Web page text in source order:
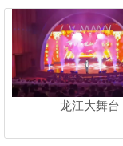
龙江大舞台